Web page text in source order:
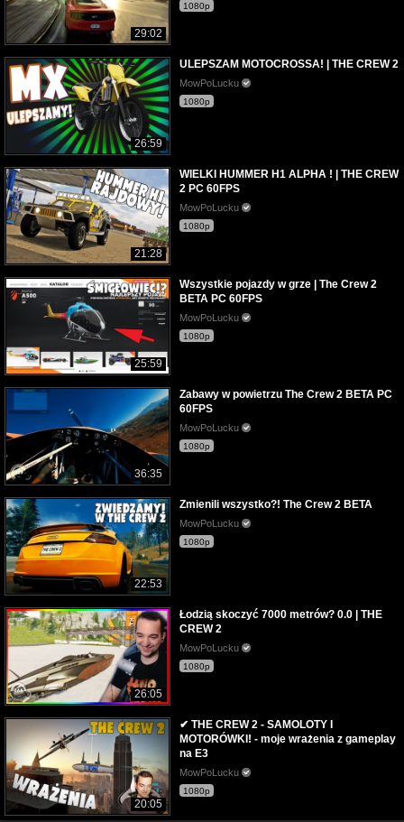
29:02
1080p
26:59
ULEPSZAM MOTOCROSSA! | THE CREW 2
MowPoLucku
1080p
21:28
WIELKI HUMMER H1 ALPHA ! | THE CREW
2 PC 60FPS
MowPoLucku
1080p
25:59
Wszystkie pojazdy w grze | The Crew 2
BETA PC 60FPS
MowPoLucku
1080p
36:35
Zabawy w powietrzu The Crew 2 BETA PC
60FPS
MowPoLucku
1080p
22:53
Zmienili wszystko?! The Crew 2 BETA
MowPoLucku
1080p
26:05
Łodzią skoczyć 7000 metrów? 0.0 | THE
CREW 2
MowPoLucku
1080p
20:05
✔ THE CREW 2 - SAMOLOTY I
MOTORÓWKI! - moje wrażenia z gameplay
na E3
MowPoLucku
1080p